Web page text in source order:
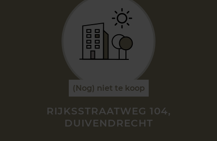
(Nog) niet te koop
RIJKSSTRAATWEG 104,
DUIVENDRECHT